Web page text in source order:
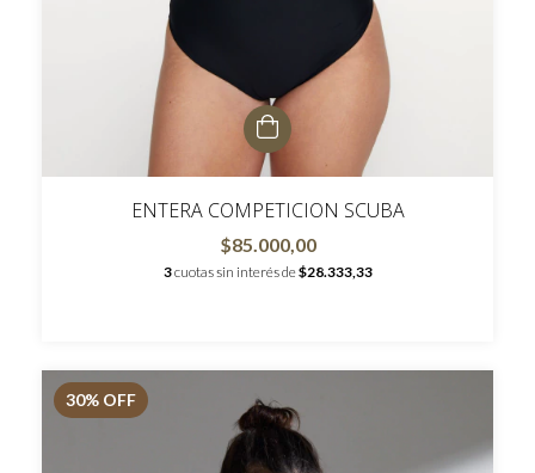
ENTERA COMPETICION SCUBA
$85.000,00
3cuotas sin interés de$28.333,33
30% OFF